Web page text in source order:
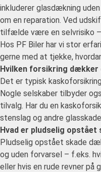
inkluderer glasdækning
om en reparation. Ved
tilfælde være en selvrisiko –
Hos PF Biler har vi stor
gerne med at tjekke,
Hvilken forsikring dækker
Det er typisk
Nogle selskaber tilbyder
tilvalg. Har du en
stenslag og andre
Hvad er pludselig opstået
Pludselig opstået skade
og uden forvarsel – f.eks.
eller hvis en rude revner på